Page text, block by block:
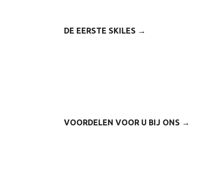
DE EERSTE SKILES →
VOORDELEN VOOR U BIJ ONS →